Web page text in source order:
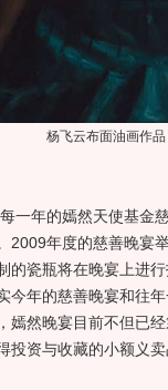
杨飞云布面油画作品
年的嫣然天使基金慈
2009年度的慈善晚宴
的瓷瓶将在晚宴上进
今年的慈善晚宴和往
嫣然晚宴目前不但已
投资与收藏的小额义